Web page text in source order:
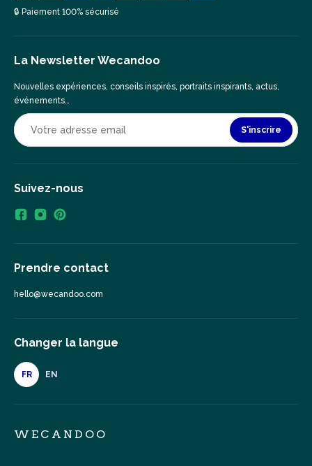
🔒 Paiement 100% sécurisé
La Newsletter Wecandoo
Nouvelles expériences, conseils inspirés, portraits inspirants, actus,
événements…
S'inscrire
Suivez-nous
Prendre contact
hello@wecandoo.com
Changer la langue
FR EN
WECANDOO